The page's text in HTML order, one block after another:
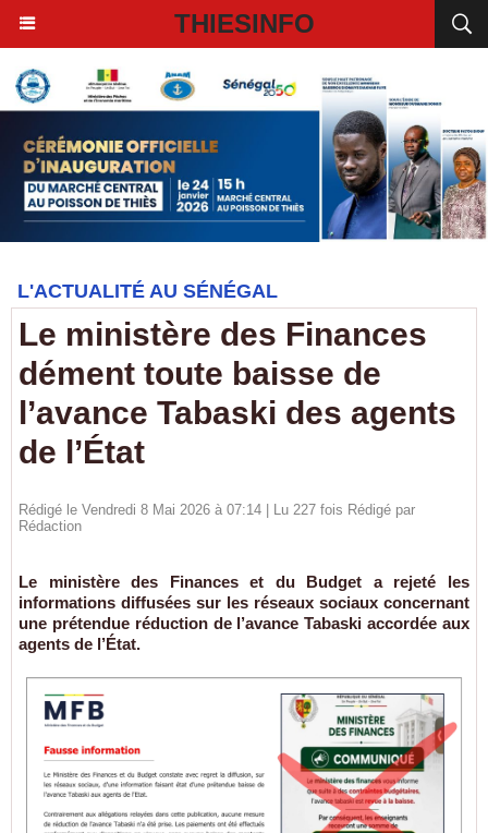
THIESINFO
L'ACTUALITÉ AU SÉNÉGAL
Le ministère des Finances
dément toute baisse de
l’avance Tabaski des agents
de l’État
Rédigé le Vendredi 8 Mai 2026 à 07:14 | Lu 227 fois Rédigé par
Rédaction
Le ministère des Finances et du Budget a rejeté les
informations diffusées sur les réseaux sociaux concernant
une prétendue réduction de l’avance Tabaski accordée aux
agents de l’État.